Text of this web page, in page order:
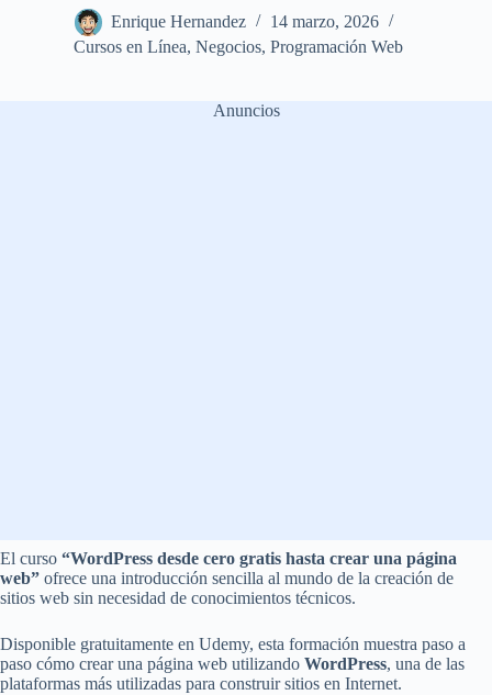
Enrique Hernandez
14 marzo, 2026
Cursos en Línea,Negocios,Programación Web
Anuncios
El curso “WordPress desde cero gratis hasta crear una página
web” ofrece una introducción sencilla al mundo de la creación de
sitios web sin necesidad de conocimientos técnicos.
Disponible gratuitamente en Udemy, esta formación muestra paso a
paso cómo crear una página web utilizando WordPress, una de las
plataformas más utilizadas para construir sitios en Internet.